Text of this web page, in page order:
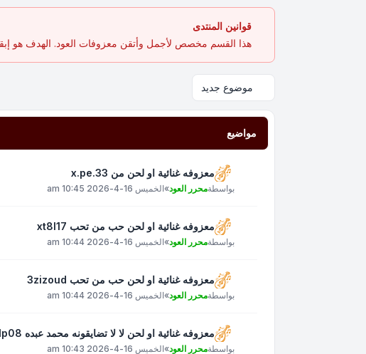
قوانين المنتدى
هذا القسم مخصص لأجمل وأتقن معزوفات العود. الهدف هو
موضوع جديد
مواضيع
معزوفه غنائية او لحن من x.pe.33
بواسطةمحرر العود»الخميس 16-4-2026 10:45 am
معزوفه غنائية او لحن حب من تحب xt8l17
بواسطةمحرر العود»الخميس 16-4-2026 10:44 am
معزوفه غنائية او لحن حب من تحب 3zizoud
بواسطةمحرر العود»الخميس 16-4-2026 10:44 am
معزوفه غنائية او لحن لا لا تضايقونه محمد عبده vlp08
بواسطةمحرر العود»الخميس 16-4-2026 10:43 am